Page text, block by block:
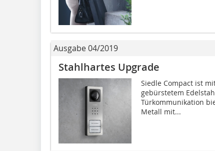
Ausgabe 04/2019
Stahlhartes Upgrade
Siedle Compact ist
gebürstetem
Türkommunikation
Metall mit...